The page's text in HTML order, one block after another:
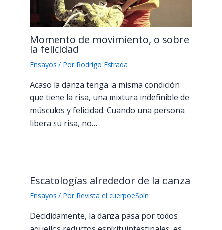
Momento de movimiento, o sobre
la felicidad
Ensayos / Por Rodrigo Estrada
Acaso la danza tenga la misma condición
que tiene la risa, una mixtura indefinible de
músculos y felicidad. Cuando una persona
libera su risa, no…
Escatologías alrededor de la danza
Ensayos / Por Revista el cuerpoeSpín
Decididamente, la danza pasa por todos